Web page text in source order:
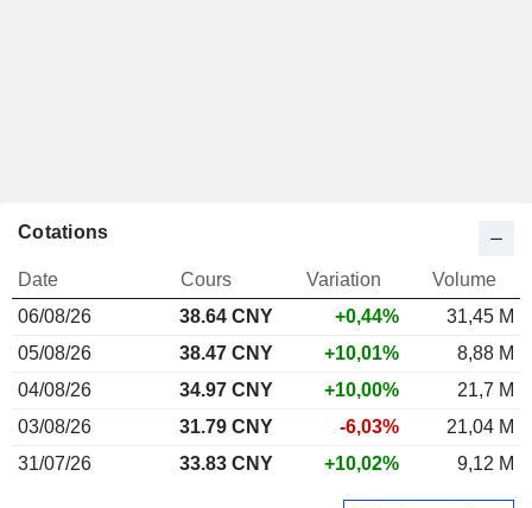
Cotations
Date Cours Variation
Volume
06/08/26
38.64 CNY +0,44%
31,45 M
05/08/26
38.47 CNY +10,01%
8,88 M
04/08/26
34.97 CNY +10,00%
21,7 M
03/08/26
31.79 CNY -6,03%
21,04 M
31/07/26
33.83 CNY +10,02% 9,12 M